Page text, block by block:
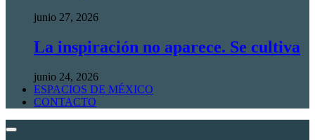
junio 27, 2026
La inspiración no aparece. Se cultiva
junio 24, 2026
ESPACIOS DE MÉXICO
CONTACTO